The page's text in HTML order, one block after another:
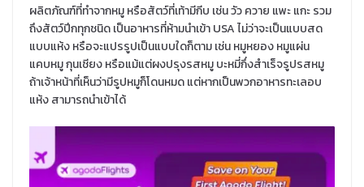
ผลิตภัณฑ์ที่ทำจากหมู หรือสัตว์ที่เท้ามีกีบ เช่น วัว ควาย แพะ แกะ รวม
ถึงสัตว์ปีกทุกชนิด เป็นอาหารที่ห้ามนำเข้า USA ไม่ว่าจะเป็นแบบสด
แบบแห้ง หรือจะแปรรูปเป็นแบบใดก็ตาม เช่น หมูหยอง หมูแผ่น
แคบหมู กุนเชียง หรือแม้แต่ผงปรุงรสหมู บะหมี่กึ่งสำเร็จรูปรสหมู
ถ้าเจ้าหน้าที่เห็นว่ามีรูปหมูก็โดนหมด แต่หากเป็นพวกอาหารทะเลอบ
แห้ง สามารถนำเข้าได้